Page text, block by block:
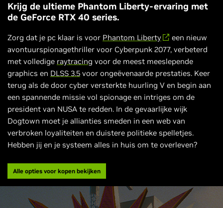
Krijg de ultieme Phantom Liberty-ervaring met
de GeForce RTX 40 series.
Zorg dat je pc klaar is voor Phantom Liberty
een nieuw
avontuurspionagethriller voor Cyberpunk 2077, verbeterd
met volledige raytracing voor de meest meeslepende
graphics en DLSS 3.5 voor ongeëvenaarde prestaties. Keer
terug als de door cyber versterkte huurling V en begin aan
een spannende missie vol spionage en intriges om de
president van NUSA te redden. In de gevaarlijke wijk
Dogtown moet je allianties smeden in een web van
verbroken loyaliteiten en duistere politieke spelletjes.
Hebben jij en je systeem alles in huis om te overleven?
Alle opties voor kopen bekijken